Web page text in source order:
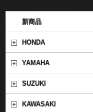
新商品
HONDA
YAMAHA
SUZUKI
KAWASAKI